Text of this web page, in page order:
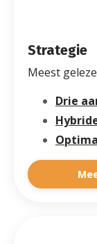
Strategie
Meest
Drie